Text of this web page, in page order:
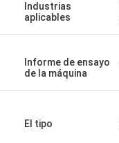
Industrias
aplicables
Informe de ensayo
de la máquina
El tipo